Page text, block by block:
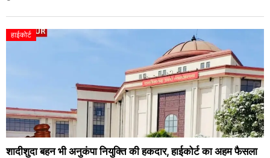
हाईकोर्ट
शादीशुदा बहन भी अनुकंपा नियुक्ति की हकदार, हाईकोर्ट का अहम फैसला